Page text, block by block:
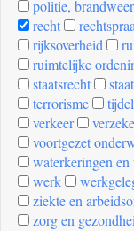
politie,
recht
rijksoverheid
ruimtelijke
staatsrecht
terrorisme
verkeer
voortgezet
waterkeringen en
werk
ziekte en
zorg en